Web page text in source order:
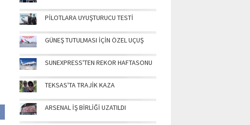
PİLOTLARA UYUŞTURUCU TESTİ
GÜNEŞ TUTULMASI İÇİN ÖZEL UÇUŞ
SUNEXPRESS'TEN REKOR HAFTASONU
TEKSAS'TA TRAJİK KAZA
ARSENAL İŞ BİRLİĞİ UZATILDI